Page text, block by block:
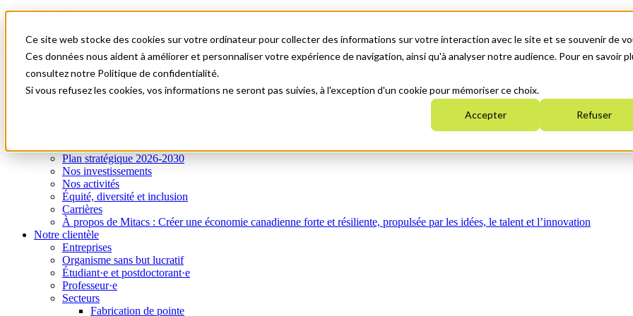
Ce site web stocke des cookies sur votre ordinateur pour collecter des informations sur votre interaction avec le site et se souvenir de
Ces données nous aident à améliorer et personnaliser votre expérience de navigation, ainsi qu'à analyser notre audience. Pour en savoir
consultez notre Politique de confidentialité.
Si vous refusez les cookies, vos informations ne seront pas suivies, à l'exception d'un cookie pour mémoriser ce choix.
Accepter Refuser
Nouvelles et événements
English
Commençons!
Menu A0
Plan stratégique 2026-2030
Nos investissements
Nos activités
Équité, diversité et inclusion
Carrières
À propos de Mitacs : Créer une économie canadienne forte et résiliente, propulsée par les idées, le talent et l’innovation
Notre clientèle
Entreprises
Organisme sans but lucratif
Étudiant·e et postdoctorant·e
Professeur·e
Secteurs
Fabrication de pointe